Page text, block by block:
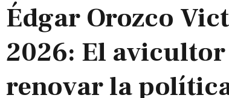
Édgar Orozco
2026: El
renovar la